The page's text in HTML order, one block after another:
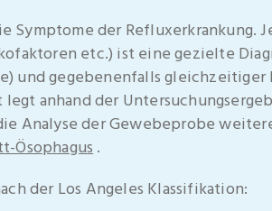
Symptome der Refluxerkrankung.
etc.) ist eine gezielte
und gegebenenfalls
anhand der
Analyse der Gewebeprobe
Ösophagus.
der Los Angeles Klassifikation: